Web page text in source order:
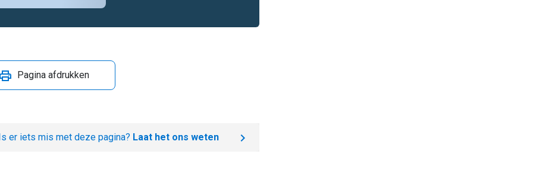
Pagina afdrukken
er iets mis met deze pagina? Laat het ons weten